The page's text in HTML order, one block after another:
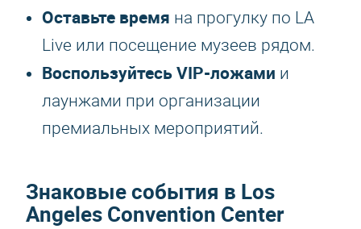
Оставьте время на прогулку по LA
Live или посещение музеев рядом.
Воспользуйтесь VIP-ложами и
лаунжами при организации
премиальных мероприятий.
Знаковые события в Los
Angeles Convention Center